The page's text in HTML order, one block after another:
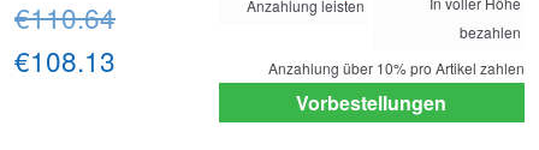
your
option
Anzahlung leisten
bezahlen
Anzahlung über 10%pro Artikel zahlen
Vorbestellungen
€110.64Ursprünglicher
€108.13